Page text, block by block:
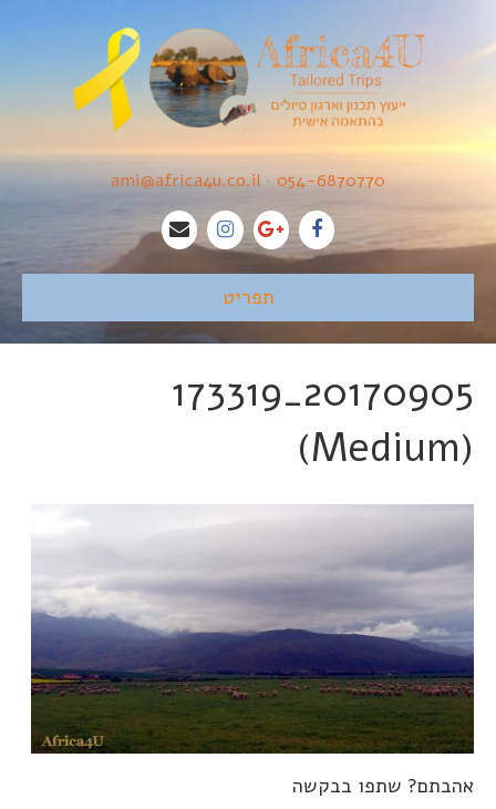
054-6870770
•
ami@africa4u.co.il
תפריט
20170905_173319
(Medium)
אהבתם? שתפו בבקשה